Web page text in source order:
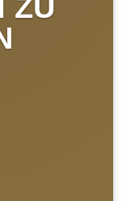
ZU